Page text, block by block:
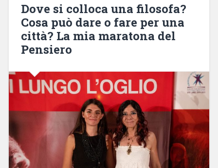
Dove si colloca una filosofa?
Cosa può dare o fare per una
città? La mia maratona del
Pensiero